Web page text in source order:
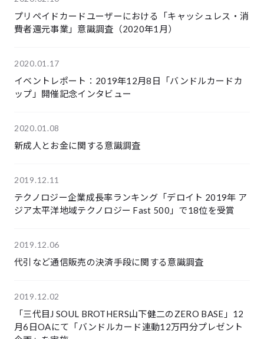
プリペイドカードユーザーにおける「キャッシュレス・消
費者還元事業」意識調査（2020年1月）
2020.01.17
イベントレポート：2019年12月8日「バンドルカードカ
ップ」開催記念インタビュー
2020.01.08
新成人とお金に関する意識調査
2019.12.11
テクノロジー企業成長率ランキング「デロイト 2019年 ア
ジア太平洋地域テクノロジー Fast 500」で18位を受賞
2019.12.06
代引など通信販売の決済手段に関する意識調査
2019.12.02
「三代目J SOUL BROTHERS山下健二のZERO BASE」12
月6日OAにて「バンドルカード連動12万円分プレゼント